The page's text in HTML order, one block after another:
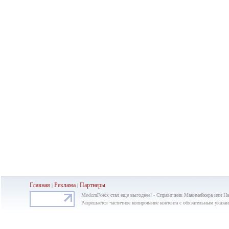
Главная| Реклама | Партнеры
ModernForex стал еще выгоднее! - Справочник Манимейкера или
Разрешается частичное копирование контента с обязательным